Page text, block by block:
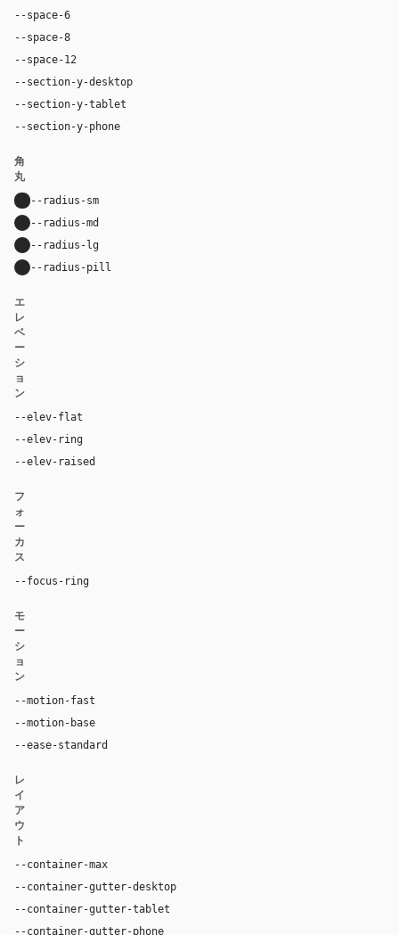
--space-6
--space-8
--space-12
--section-y-desktop
--section-y-tablet
--section-y-phone
角
丸
--radius-sm
--radius-md
--radius-lg
--radius-pill
エ
レ
ベ
ー
シ
ョ
ン
--elev-flat
--elev-ring
--elev-raised
フ
ォ
ー
カ
ス
--focus-ring
モ
ー
シ
ョ
ン
--motion-fast
--motion-base
--ease-standard
レ
イ
ア
ウ
ト
--container-max
--container-gutter-desktop
--container-gutter-tablet
--container-gutter-phone